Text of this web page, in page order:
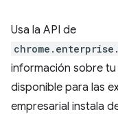
Usa la API de
información sobre
disponible para las
empresarial instala